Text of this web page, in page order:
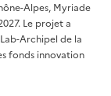
Alpes, Myriade
Le projet a
Archipel de la
fonds innovation